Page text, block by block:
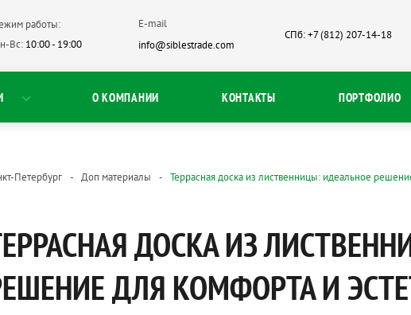
О КОМПАНИИ КОНТАКТЫ ПОРТФОЛИО
работы:
Вс: 10:00 - 19:00
E-mail
info@siblestrade.com
СПб: +7 (812) 207-14-18
Петербург Доп материалы Террасная доска из лиственницы: идеальное
ДОСКА ИЗ
ДЛЯ КОМФОРТА И